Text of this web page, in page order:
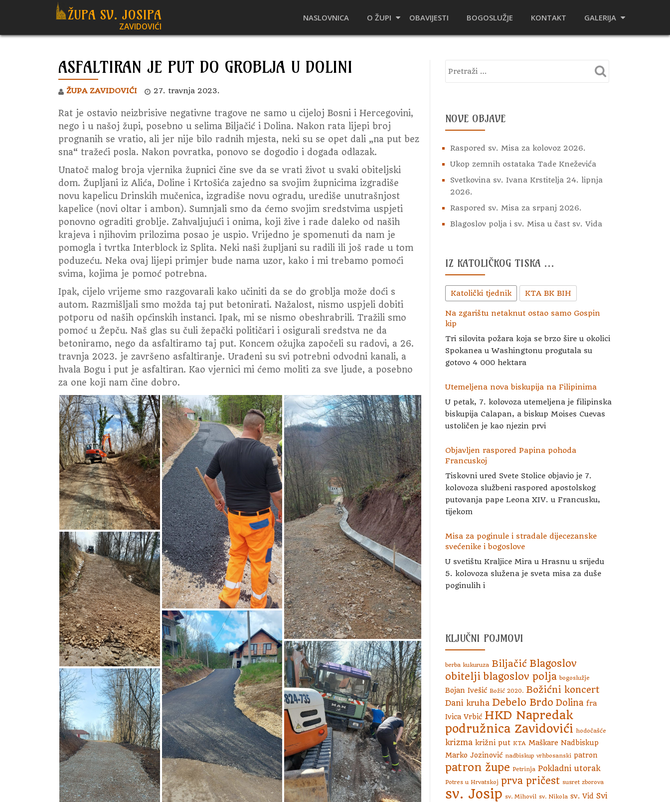
to
ŽUPA SV. JOSIPA
ZAVIDOVIĆI
NASLOVNICA O ŽUPI OBAVIJESTI BOGOSLUŽJE KONTAKT GALERIJA
ASFALTIRAN JE PUT DO GROBLJA U DOLINI
ŽUPA ZAVIDOVIĆI 27. travnja 2023.
Rat je ostavio neizbrisive negativne tragove ne samo u cijeloj Bosni i Hercegovini,
nego i u našoj župi, posebno u selima Biljačić i Dolina. Nakon rata lijepi broj
prognanih se vratio, ali jer nije bilo radnih mjesta, neki su se opet dali „na put bez
sna“ tražeći posla. Nakon povratka, ponovo se dogodio i događa odlazak.
Unatoč malog broja vjernika župnici čine sve da se vrati život u svaki obiteljski
dom. Župljani iz Alića, Doline i Krtošića zajedno sa svojim župnicima izgradiše
novu kapelicu Drinskih mučenica, izgradiše novu ogradu, urediše unutrašnjost
kapelice (novi oltar i ambon). Sumnjali smo da ćemo svojim sredstvima uspjeti
ponovno ograditi groblje. Zahvaljujući i onima, koji žive i rade daleko od naših
krajeva i njihovim prilozima posao je uspio. Vrijedno je spomenuti da nam je
pomogla i tvrtka Interblock iz Splita. Neki naši župljani su radili ili još rade u tom
poduzeću. Neka ovaj lijepi primjer bude nama uzor, kako i mi trebamo pomoći
svima, kojima je pomoć potrebna.
Ipak, cijelo vrijeme smo razgovarali kako učiniti da se do groblja može doći s
autom. Razmišljali smo možda taj put betonirati. Nažalost, nismo uspjeli dobiti
potporu od naših općinskih instanci. Ipak, mi se nismo obeshrabrili. Tražili smo
pomoć u Žepču. Naš glas su čuli žepački političari i osigurali sredstva ne da
betoniramo, nego da asfaltiramo taj put. Koncem ožujka započeli su radovi, a 26.
travnja 2023. je završeno asfaltiranje. Urađeni su svi potrebni odvodni kanali, a
hvala Bogu i put je asfaltiran. Kao vjernici mi ćemo moliti za sve ljude, a posebno
za one koji nam čine dobro.
NOVE OBJAVE
Raspored sv. Misa za kolovoz 2026.
Ukop zemnih ostataka Tade Kneževića
Svetkovina sv. Ivana Krstitelja 24. lipnja
2026.
Raspored sv. Misa za srpanj 2026.
Blagoslov polja i sv. Misa u čast sv. Vida
IZ KATOLIČKOG TISKA …
Katolički tjednik KTA BK BIH
Na zgarištu netaknut ostao samo Gospin
kip
Tri silovita požara koja se brzo šire u okolici
Spokanea u Washingtonu progutala su
gotovo 4 000 hektara
Utemeljena nova biskupija na Filipinima
U petak, 7. kolovoza utemeljena je filipinska
biskupija Calapan, a biskup Moises Cuevas
ustoličen je kao njezin prvi
Objavljen raspored Papina pohoda
Francuskoj
Tiskovni ured Svete Stolice objavio je 7.
kolovoza službeni raspored apostolskog
putovanja pape Leona XIV. u Francusku,
tijekom
Misa za poginule i stradale dijecezanske
svećenike i bogoslove
U svetištu Kraljice Mira u Hrasnu u srijedu
5. kolovoza služena je sveta misa za duše
poginulih i
KLJUČNI POJMOVI
berba kukuruza Biljačić Blagoslov
obitelji blagoslov polja bogoslužje
Bojan Ivešić Božić 2020. Božićni koncert
Dani kruha Debelo Brdo Dolina fra
Ivica Vrbić HKD Napredak
podružnica Zavidovići hodočašće
krizma križni put KTA Maškare Nadbiskup
Marko Jozinović nadbiskup vrhbosanski patron
patron župe Petrinja Pokladni utorak
Potres u Hrvatskoj prva pričest susret zborova
sv. Josip sv. Mihovil sv. Nikola sv. Vid Svi